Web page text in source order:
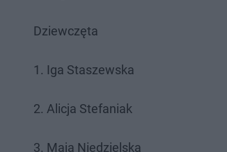
Dziewczęta
1. Iga Staszewska
2. Alicja Stefaniak
3. Maja Niedzielska